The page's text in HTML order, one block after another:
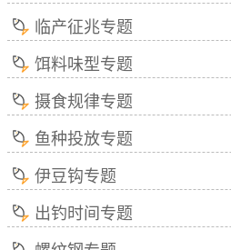
临产征兆专题
饵料味型专题
摄食规律专题
鱼种投放专题
伊豆钩专题
出钓时间专题